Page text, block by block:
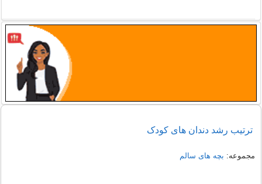
ترتیب رشد دندان های کودک
مجموعه: بچه های سالم